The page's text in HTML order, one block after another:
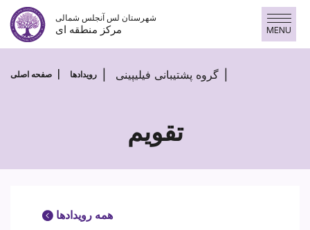
پرش
محتوا
شهرستان لس آنجلس شمالی
مرکز منطقه ای MENU
صفحه اصلی رویدادها گروه پشتیبانی فیلیپینی
تقویم
همه رویدادها